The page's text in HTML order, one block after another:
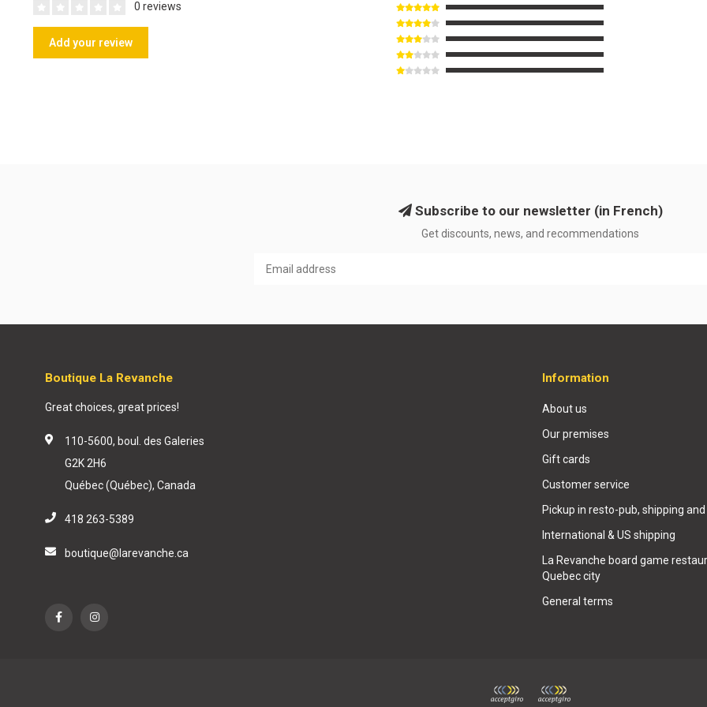
0 reviews
Add your review
Subscribe to our newsletter (in French)
Get discounts, news, and recommendations
Boutique La Revanche
Great choices, great prices!
110-5600, boul. des Galeries
G2K 2H6
Québec (Québec), Canada
418 263-5389
boutique@larevanche.ca
Information
About us
Our premises
Gift cards
Customer service
Pickup in resto-pub, shipping
International & US shipping
La Revanche board game
Quebec city
General terms